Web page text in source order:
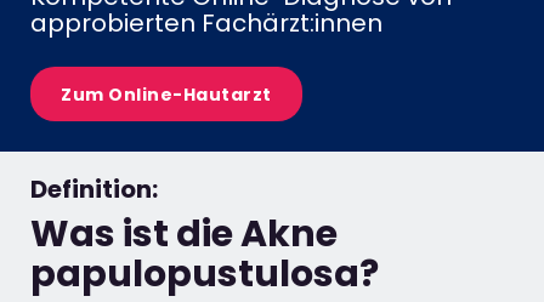
approbierten Fachärzt:innen
Zum Online-Hautarzt
Definition:
Was ist die Akne
papulopustulosa?